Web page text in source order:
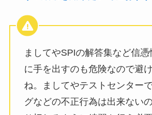
ましてやSPIの解答集など信
に手を出すのも危険なので避
ね。ましてやテストセンター
グなどの不正行為は出来ない